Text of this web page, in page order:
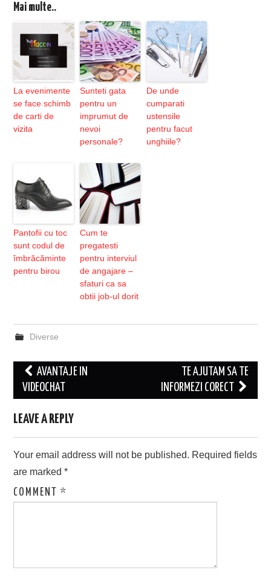
Mai multe..
La evenimente
se face schimb
de carti de
vizita
Sunteti gata
pentru un
imprumut de
nevoi
personale?
De unde
cumparati
ustensile
pentru facut
unghiile?
Pantofii cu toc
sunt codul de
îmbrăcăminte
pentru birou
Cum te
pregatesti
pentru interviul
de angajare –
sfaturi ca sa
obtii job-ul dorit
Diverse
Post
navigation
AVANTAJE IN
VIDEOCHAT
TE AJUTAM SA TE
INFORMEZI CORECT
LEAVE A REPLY
Your email address will not be published. Required fields
are marked*
COMMENT*